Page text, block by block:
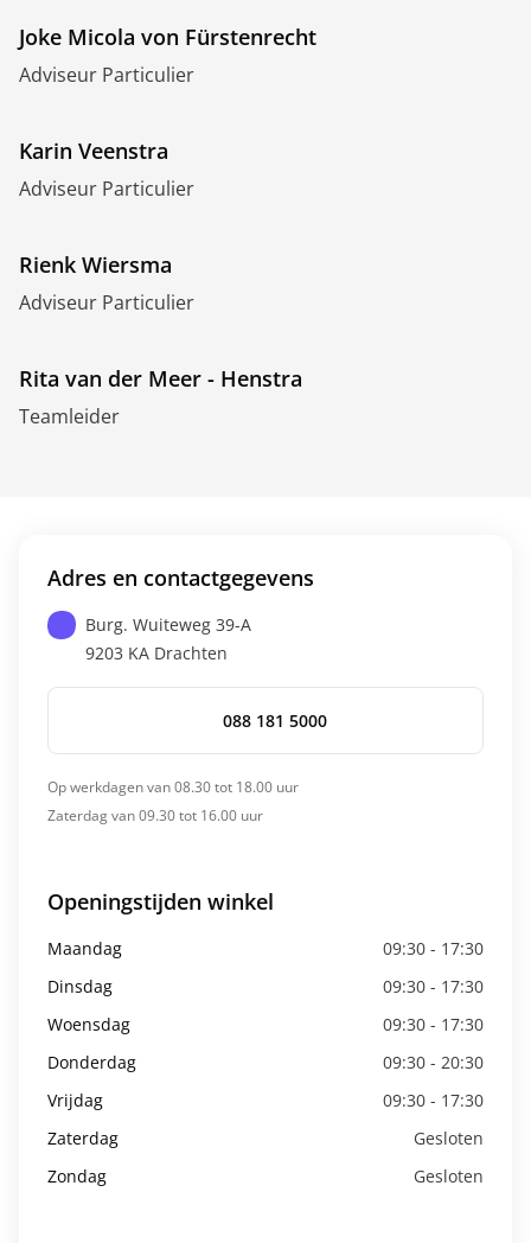
Joke Micola von Fürstenrecht
Adviseur Particulier
Karin Veenstra
Adviseur Particulier
Rienk Wiersma
Adviseur Particulier
Rita van der Meer - Henstra
Teamleider
Adres en contactgegevens
Burg. Wuiteweg 39-A
9203 KA Drachten
088 181 5000
Op werkdagen van 08.30 tot 18.00 uur
Zaterdag van 09.30 tot 16.00 uur
Openingstijden winkel
Maandag
09:30 - 17:30
Dinsdag
09:30 - 17:30
Woensdag
09:30 - 17:30
Donderdag
09:30 - 20:30
Vrijdag
09:30 - 17:30
Zaterdag
Gesloten
Zondag
Gesloten